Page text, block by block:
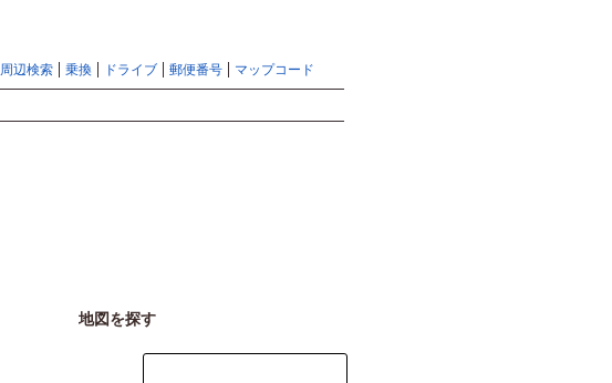
周辺検索 乗換 ドライブ 郵便番号 マップコード
地図を探す